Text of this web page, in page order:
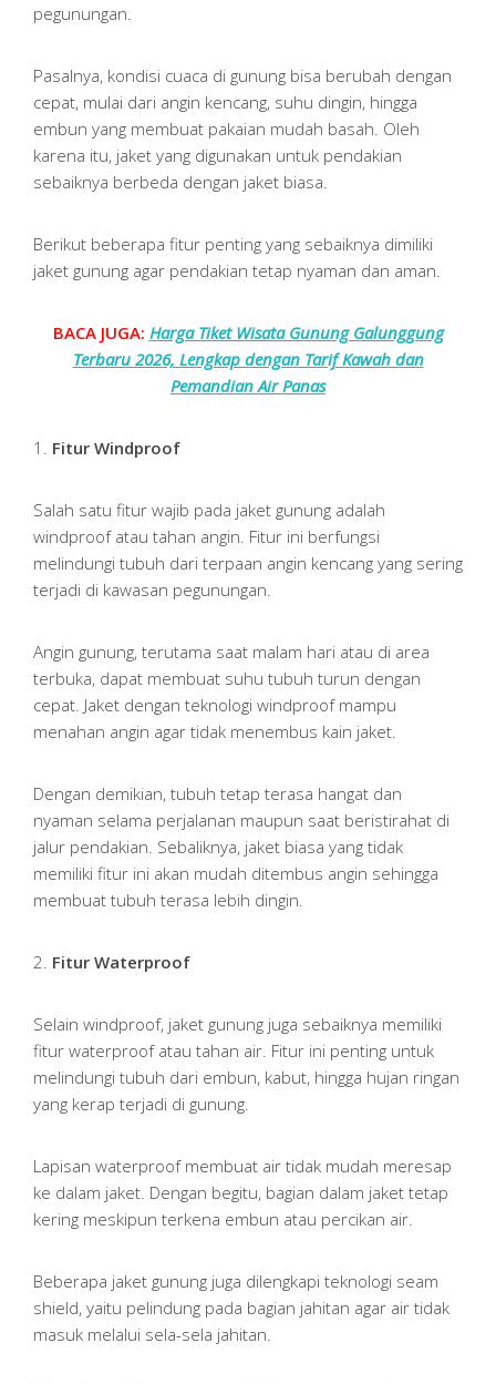
pegunungan.
Pasalnya, kondisi cuaca di gunung bisa berubah dengan
cepat, mulai dari angin kencang, suhu dingin, hingga
embun yang membuat pakaian mudah basah. Oleh
karena itu, jaket yang digunakan untuk pendakian
sebaiknya berbeda dengan jaket biasa.
Berikut beberapa fitur penting yang sebaiknya dimiliki
jaket gunung agar pendakian tetap nyaman dan aman.
BACA JUGA: Harga Tiket Wisata Gunung Galunggung
Terbaru 2026, Lengkap dengan Tarif Kawah dan
Pemandian Air Panas
1. Fitur Windproof
Salah satu fitur wajib pada jaket gunung adalah
windproof atau tahan angin. Fitur ini berfungsi
melindungi tubuh dari terpaan angin kencang yang sering
terjadi di kawasan pegunungan.
Angin gunung, terutama saat malam hari atau di area
terbuka, dapat membuat suhu tubuh turun dengan
cepat. Jaket dengan teknologi windproof mampu
menahan angin agar tidak menembus kain jaket.
Dengan demikian, tubuh tetap terasa hangat dan
nyaman selama perjalanan maupun saat beristirahat di
jalur pendakian. Sebaliknya, jaket biasa yang tidak
memiliki fitur ini akan mudah ditembus angin sehingga
membuat tubuh terasa lebih dingin.
2. Fitur Waterproof
Selain windproof, jaket gunung juga sebaiknya memiliki
fitur waterproof atau tahan air. Fitur ini penting untuk
melindungi tubuh dari embun, kabut, hingga hujan ringan
yang kerap terjadi di gunung.
Lapisan waterproof membuat air tidak mudah meresap
ke dalam jaket. Dengan begitu, bagian dalam jaket tetap
kering meskipun terkena embun atau percikan air.
Beberapa jaket gunung juga dilengkapi teknologi seam
shield, yaitu pelindung pada bagian jahitan agar air tidak
masuk melalui sela-sela jahitan.